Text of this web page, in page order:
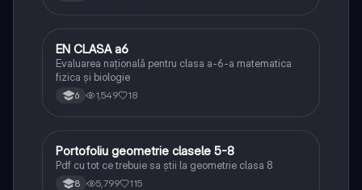
Matematică
EN CLASA a6
Evaluarea națională pentru clasa a-6-a matematica
fizica și biologie
6 1,549 18
Matematică
Portofoliu geometrie clasele 5-8
Pdf cu tot ce trebuie sa știi la geometrie clasa 8
8 5,799 115